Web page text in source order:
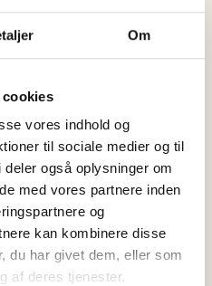
Om
cookies
vores indhold og
til sociale medier og til
også oplysninger om
med vores partnere inden
og
kan kombinere disse
du har givet dem, eller som
af deres tjenester.
meget mere end at…